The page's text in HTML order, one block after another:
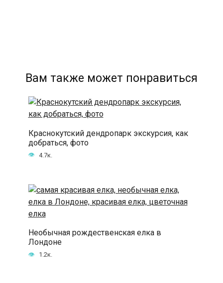
Вам также может понравиться
Краснокутский дендропарк экскурсия, как
добраться, фото
4.7к.
Необычная рождественская елка в
Лондоне
1.2к.